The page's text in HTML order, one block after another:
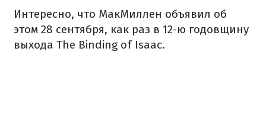
Интересно, что МакМиллен объявил об
этом 28 сентября, как раз в 12-ю годовщину
выхода The Binding of Isaac.